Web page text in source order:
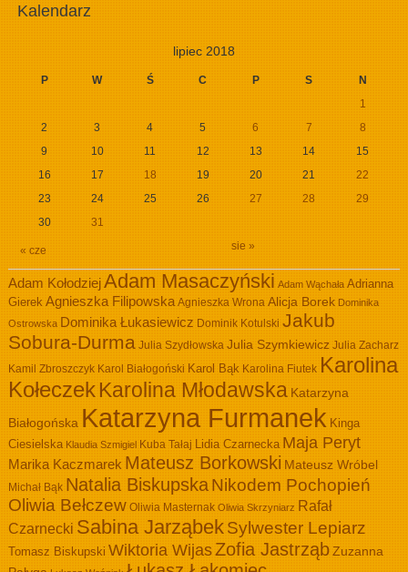
Kalendarz
lipiec 2018
P W Ś C P S N
« cze sie »
1
2
3 4 5 6 7
8
9
10 11 12 13 14
15
16
17 18 19 20 21
22
23
24 25 26 27 28
29
30
31
Adam KołodziejAdam Masaczyński Adam Wąchała Adrianna
Gierek Agnieszka Filipowska Agnieszka Wrona Alicja Borek Dominika
Ostrowska Dominika Łukasiewicz Dominik Kotulski Jakub
Sobura-Durma Julia Szydłowska Julia Szymkiewicz Julia Zacharz
Kamil Zbroszczyk Karol Białogoński Karol Bąk Karolina Fiutek Karolina
KołeczekKarolina Młodawska Katarzyna
Białogońska Katarzyna Furmanek Kinga
Ciesielska Klaudia Szmigiel Kuba Tałaj Lidia Czarnecka Maja Peryt
Marika Kaczmarek Mateusz Borkowski Mateusz Wróbel
Michał Bąk Natalia BiskupskaNikodem Pochopień
Oliwia Bełczew Oliwia Masternak Oliwia Skrzyniarz Rafał
Czarnecki Sabina JarząbekSylwester Lepiarz
Tomasz Biskupski Wiktoria WijasZofia JastrząbZuzanna